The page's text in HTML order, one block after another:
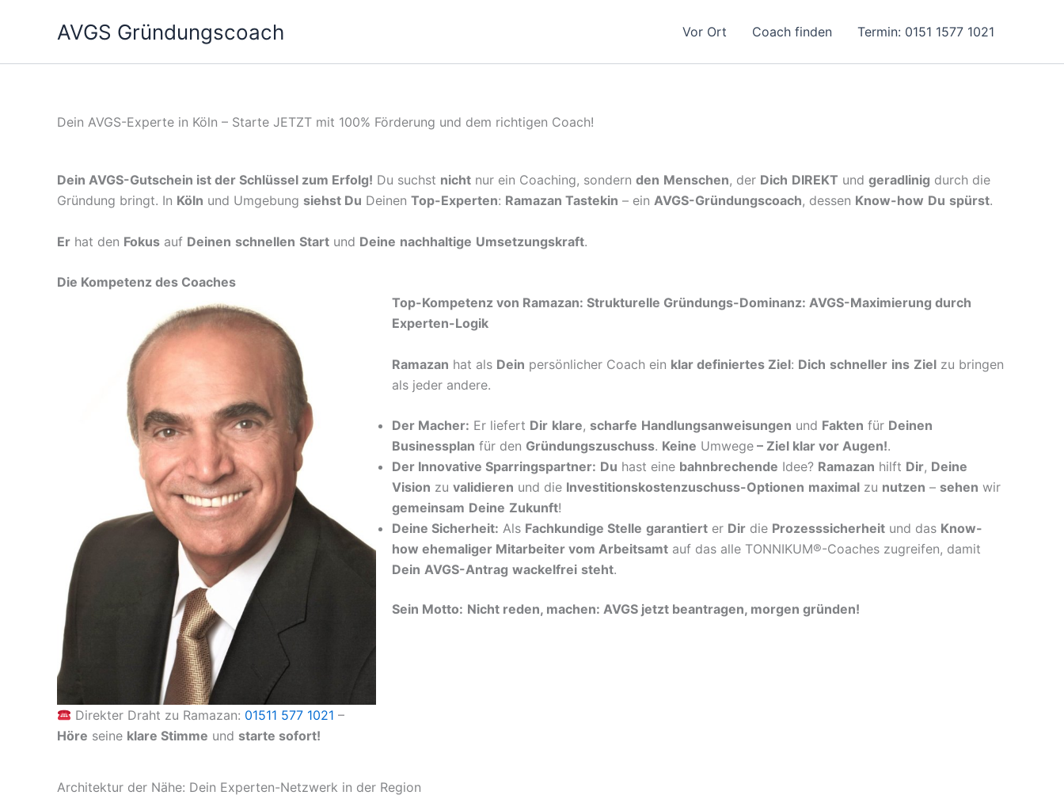
AVGS Gründungscoach Vor Ort Coach finden Termin: 0151 1577 1021
Dein AVGS-Experte in Köln – Starte JETZT mit 100% Förderung und dem richtigen Coach!
Dein AVGS-Gutschein ist der Schlüssel zum Erfolg! Du suchst nicht nur ein Coaching, sondern den Menschen, der Dich DIREKT und geradlinig durch die
Gründung bringt. In Köln und Umgebung siehst Du Deinen Top-Experten: Ramazan Tastekin – ein AVGS-Gründungscoach, dessen Know-how Du spürst.
Er hat den Fokus auf Deinen schnellen Start und Deine nachhaltige Umsetzungskraft.
Die Kompetenz des Coaches
Direkter Draht zu Ramazan: 01511 577 1021–
Höre seine klare Stimme und starte sofort!
Top-Kompetenz von Ramazan: Strukturelle Gründungs-Dominanz: AVGS-Maximierung durch
Experten-Logik
Ramazan hat als Dein persönlicher Coach ein klar definiertes Ziel: Dich schneller ins Ziel zu bringen
als jeder andere.
Der Macher: Er liefert Dir klare, scharfe Handlungsanweisungen und Fakten für Deinen
Businessplan für den Gründungszuschuss. Keine Umwege – Ziel klar vor Augen!.
Der Innovative Sparringspartner: Du hast eine bahnbrechende Idee? Ramazan hilft Dir, Deine
Vision zu validieren und die Investitionskostenzuschuss-Optionen maximal zu nutzen – sehen wir
gemeinsam Deine Zukunft!
Deine Sicherheit: Als Fachkundige Stelle garantiert er Dir die Prozesssicherheit und das Know-
how ehemaliger Mitarbeiter vom Arbeitsamt auf das alle TONNIKUM®-Coaches zugreifen, damit
Dein AVGS-Antrag wackelfrei steht.
Sein Motto: Nicht reden, machen: AVGS jetzt beantragen, morgen gründen!
Architektur der Nähe: Dein Experten-Netzwerk in der Region